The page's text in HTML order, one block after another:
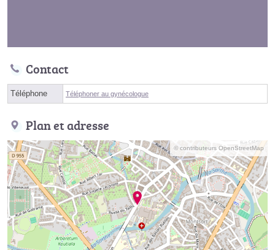
Contact
Téléphone Téléphoner au gynécologue
Plan et adresse
© contributeurs OpenStreetMap